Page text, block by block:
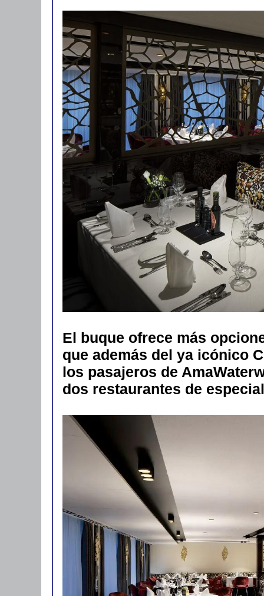
El buque ofrece más
que además del ya icónico
los pasajeros de
dos restaurantes de